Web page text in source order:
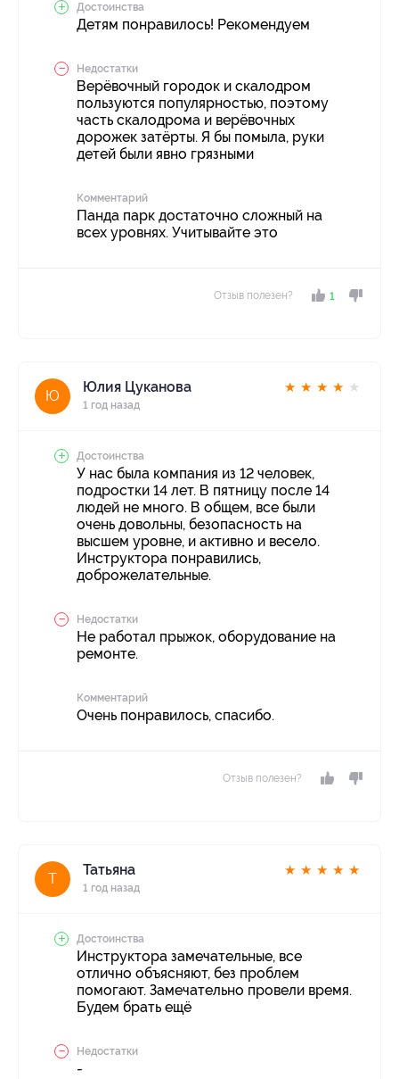
Достоинства
Детям понравилось! Рекомендуем
Недостатки
Верёвочный городок и скалодром
пользуются популярностью, поэтому
часть скалодрома и верёвочных
дорожек затёрты. Я бы помыла, руки
детей были явно грязными
Комментарий
Панда парк достаточно сложный на
всех уровнях. Учитывайте это
Отзыв полезен? 1
Ю
Юлия Цуканова
1 год назад
★ ★ ★ ★ ★
Достоинства
У нас была компания из 12 человек,
подростки 14 лет. В пятницу после 14
людей не много. В общем, все были
очень довольны, безопасность на
высшем уровне, и активно и весело.
Инструктора понравились,
доброжелательные.
Недостатки
Не работал прыжок, оборудование на
ремонте.
Комментарий
Очень понравилось, спасибо.
Отзыв полезен?
Т
Татьяна
1 год назад
★ ★ ★ ★ ★
Достоинства
Инструктора замечательные, все
отлично объясняют, без проблем
помогают. Замечательно провели время.
Будем брать ещё
Недостатки
-